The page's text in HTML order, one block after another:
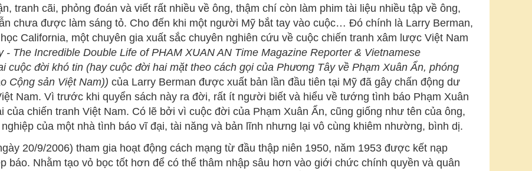
tranh cãi, phỏng đoán và viết rất nhiều về ông, thậm chí còn làm phim tài liệu nhiều tập về ông,
chưa được làm sáng tỏ. Cho đến khi một người Mỹ bắt tay vào cuộc… Đó chính là Larry Berman,
California, một chuyên gia xuất sắc chuyên nghiên cứu về cuộc chiến tranh xâm lược Việt Nam
- The Incredible Double Life of PHAM XUAN AN Time Magazine Reporter & Vietnamese
cuộc đời khó tin (hay cuộc đời hai mặt theo cách gọi của Phương Tây về Phạm Xuân Ẩn, phóng
Cộng sản Việt Nam)) của Larry Berman được xuất bản lần đầu tiên tại Mỹ đã gây chấn động dư
Nam. Vì trước khi quyển sách này ra đời, rất ít người biết và hiểu về tướng tình báo Phạm Xuân
của chiến tranh Việt Nam. Có lẽ bởi vì cuộc đời của Phạm Xuân Ẩn, cũng giống như tên của ông,
của một nhà tình báo vĩ đại, tài năng và bản lĩnh nhưng lại vô cùng khiêm nhường, bình dị.
20/9/2006) tham gia hoạt động cách mạng từ đầu thập niên 1950, năm 1953 được kết nạp
báo. Nhằm tạo vỏ bọc tốt hơn để có thể thâm nhập sâu hơn vào giới chức chính quyền và quân